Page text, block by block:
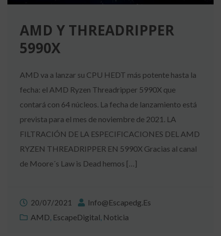
AMD Y THREADRIPPER
5990X
AMD va a lanzar su CPU HEDT más potente hasta la
fecha: el AMD Ryzen Threadripper 5990X que
contará con 64 núcleos. La fecha de lanzamiento está
prevista para el mes de noviembre de 2021. LA
FILTRACIÓN DE LA ESPECIFICACIONES DEL AMD
RYZEN THREADRIPPER EN 5990X Gracias al canal
de Moore´s Law is Dead hemos […]
20/07/2021
Info@escapedg.es
AMD, EscapeDigital, Noticia